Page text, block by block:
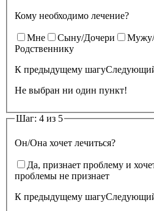
Кому необходимо лечение?
Мне Сыну/Дочери
Родственнику
К предыдущему шагу
Не выбран ни один пункт!
Шаг: 4 из 5
Он/Она хочет лечиться?
Да, признает проблему и
проблемы не признает
К предыдущему шагу